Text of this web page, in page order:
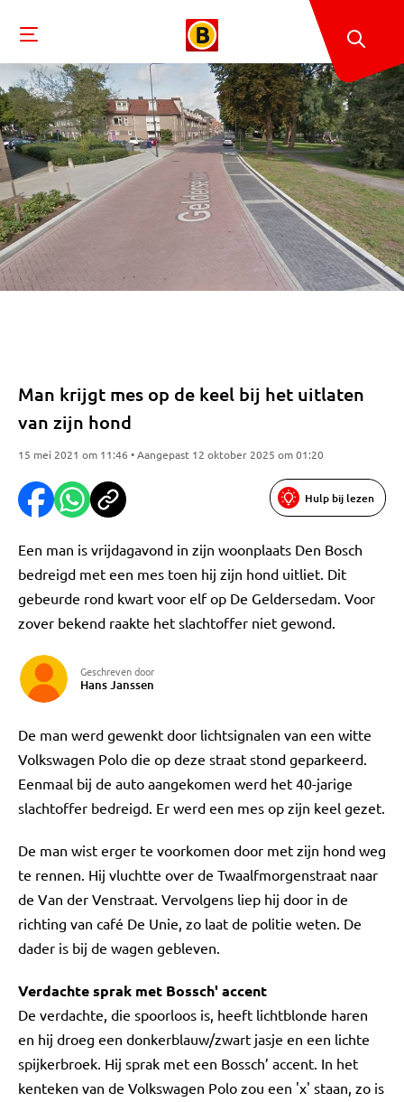
Man krijgt mes op de keel bij het uitlaten
van zijn hond
15 mei 2021 om 11:46 • Aangepast 12 oktober 2025 om 01:20
Hulp bij lezen
Een man is vrijdagavond in zijn woonplaats Den Bosch
bedreigd met een mes toen hij zijn hond uitliet. Dit
gebeurde rond kwart voor elf op De Geldersedam. Voor
zover bekend raakte het slachtoffer niet gewond.
Geschreven door
Hans Janssen
De man werd gewenkt door lichtsignalen van een witte
Volkswagen Polo die op deze straat stond geparkeerd.
Eenmaal bij de auto aangekomen werd het 40-jarige
slachtoffer bedreigd. Er werd een mes op zijn keel gezet.
De man wist erger te voorkomen door met zijn hond weg
te rennen. Hij vluchtte over de Twaalfmorgenstraat naar
de Van der Venstraat. Vervolgens liep hij door in de
richting van café De Unie, zo laat de politie weten. De
dader is bij de wagen gebleven.
Verdachte sprak met Bossch' accent
De verdachte, die spoorloos is, heeft lichtblonde haren
en hij droeg een donkerblauw/zwart jasje en een lichte
spijkerbroek. Hij sprak met een Bossch’ accent. In het
kenteken van de Volkswagen Polo zou een 'x' staan, zo is